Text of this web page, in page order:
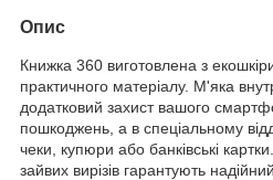
Опис
Книжка 360 виготовлена з
практичного матеріалу. М'яка
додатковий захист вашого
пошкоджень, а в спеціальному
чеки, купюри або банківські
зайвих вирізів гарантують